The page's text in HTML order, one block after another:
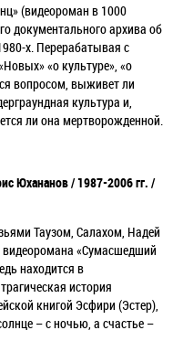
(видеороман в 1000
документального архива об
х. Перерабатывая с
«о культуре», «о
вопросом, выживет ли
культура и,
ли она мертворожденной
Юхананов / 1987-2006 гг. /
Таузом, Салахом, Надей
«Сумасшедший
находится в
история
книгой Эсфири (Эстер),
– с ночью, а счастье –